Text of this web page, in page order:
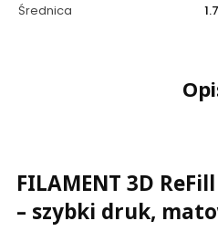
Średnica
FILAMENT 3D
– szybki druk,